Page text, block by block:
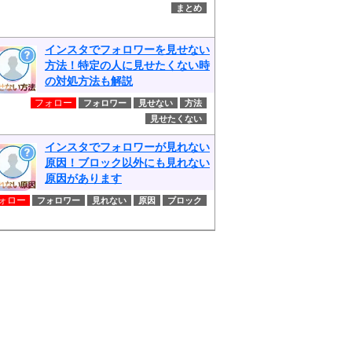
まとめ
インスタでフォロワーを見せない
方法！特定の人に見せたくない時
の対処方法も解説
フォロー フォロワー 見せない
方法
見せたくない
インスタでフォロワーが見れない
原因！ブロック以外にも見れない
原因があります
ロー フォロワー 見れない 原因 ブロック